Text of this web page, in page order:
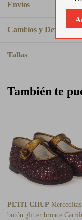
Envíos
Cambios y
Tallas
También te
PETIT CHUP Merceditas
botón glitter bronce